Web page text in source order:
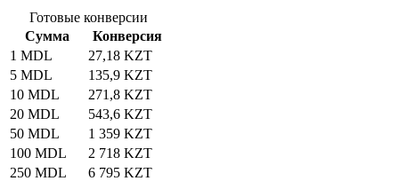
Готовые конверсии
Сумма
Конверсия
1 MDL
27,18 KZT
5 MDL
135,9 KZT
10 MDL
271,8 KZT
20 MDL
543,6 KZT
50 MDL
1 359 KZT
100 MDL
2 718 KZT
250 MDL
6 795 KZT